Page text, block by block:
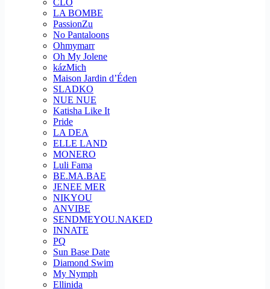
CLO
LA BOMBE
PassionZu
No Pantaloons
Ohmymarr
Oh My Jolene
kázMich
Maison Jardin d’Éden
SLADKO
NUE NUE
Katisha Like It
Pride
LA DEA
ELLE LAND
MONERO
Luli Fama
BE.MA.BAE
JENEE MER
NIKYOU
ANVIBE
SENDMEYOU.NAKED
INNATE
PQ
Sun Base Date
Diamond Swim
My Nymph
Ellinida